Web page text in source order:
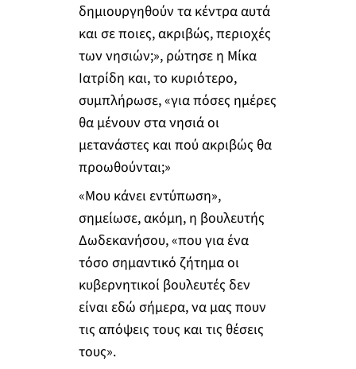
δημιουργηθούν τα κέντρα αυτά
και σε ποιες, ακριβώς, περιοχές
των νησιών;», ρώτησε η Μίκα
Ιατρίδη και, το κυριότερο,
συμπλήρωσε, «για πόσες ημέρες
θα μένουν στα νησιά οι
μετανάστες και πού ακριβώς θα
προωθούνται;»
«Μου κάνει εντύπωση»,
σημείωσε, ακόμη, η βουλευτής
Δωδεκανήσου, «που για ένα
τόσο σημαντικό ζήτημα οι
κυβερνητικοί βουλευτές δεν
είναι εδώ σήμερα, να μας πουν
τις απόψεις τους και τις θέσεις
τους».